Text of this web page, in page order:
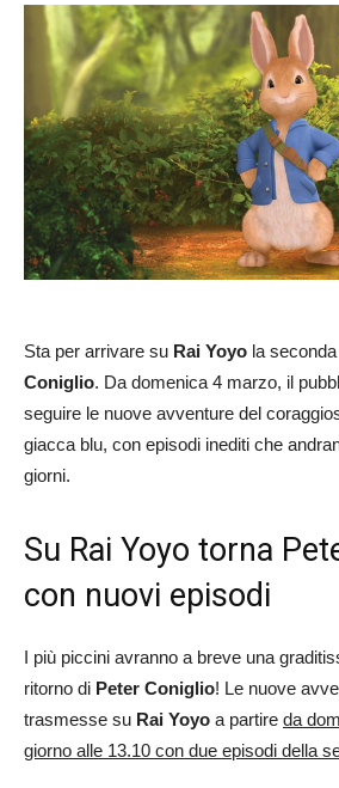
Sta per arrivare su Rai Yoyo la
Coniglio. Da domenica 4 marzo, il
seguire le nuove avventure del
giacca blu, con episodi inediti che
giorni.
Su Rai Yoyo torna
con nuovi episodi
I più piccini avranno a breve una
ritorno di Peter Coniglio! Le nuove
trasmesse su Rai Yoyo a partire da
giorno alle 13.10 con due episodi della